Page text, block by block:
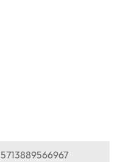
5713889566967